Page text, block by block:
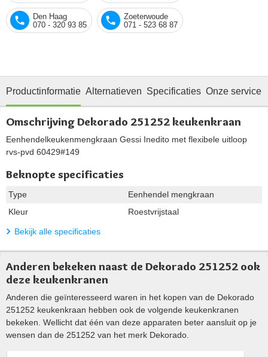
Den Haag
070 - 320 93 85
Zoeterwoude
071 - 523 68 87
Productinformatie Alternatieven Specificaties Onze service
Omschrijving Dekorado 251252 keukenkraan
Eenhendelkeukenmengkraan Gessi Inedito met flexibele uitloop
rvs-pvd 60429#149
Beknopte specificaties
Type
Eenhendel mengkraan
Kleur
Roestvrijstaal
Bekijk alle specificaties
Anderen bekeken naast de Dekorado 251252 ook
deze keukenkranen
Anderen die geïnteresseerd waren in het kopen van de Dekorado
251252 keukenkraan hebben ook de volgende keukenkranen
bekeken. Wellicht dat één van deze apparaten beter aansluit op je
wensen dan de 251252 van het merk Dekorado.